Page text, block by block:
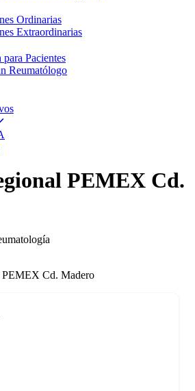
Ordinarias
Extraordinarias
Pacientes
Reumatólogo
PEMEX Cd.
Cd. Madero